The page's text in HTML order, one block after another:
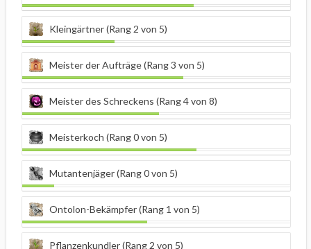
Kleingärtner (Rang 2 von 5)
Meister der Aufträge (Rang 3 von 5)
Meister des Schreckens (Rang 4 von 8)
Meisterkoch (Rang 0 von 5)
Mutantenjäger (Rang 0 von 5)
Ontolon-Bekämpfer (Rang 1 von 5)
Pflanzenkundler (Rang 2 von 5)